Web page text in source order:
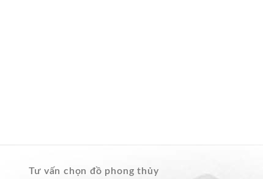
Tư vấn chọn đồ phong thủy